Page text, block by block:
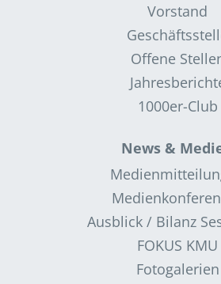
Vorstand
Offene
1000er-Club
News &
Ausblick / Bilanz
FOKUS KMU
Fotogalerien